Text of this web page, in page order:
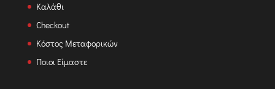
Καλάθι
Checkout
Κόστος Μεταφορικών
Ποιοι Είμαστε